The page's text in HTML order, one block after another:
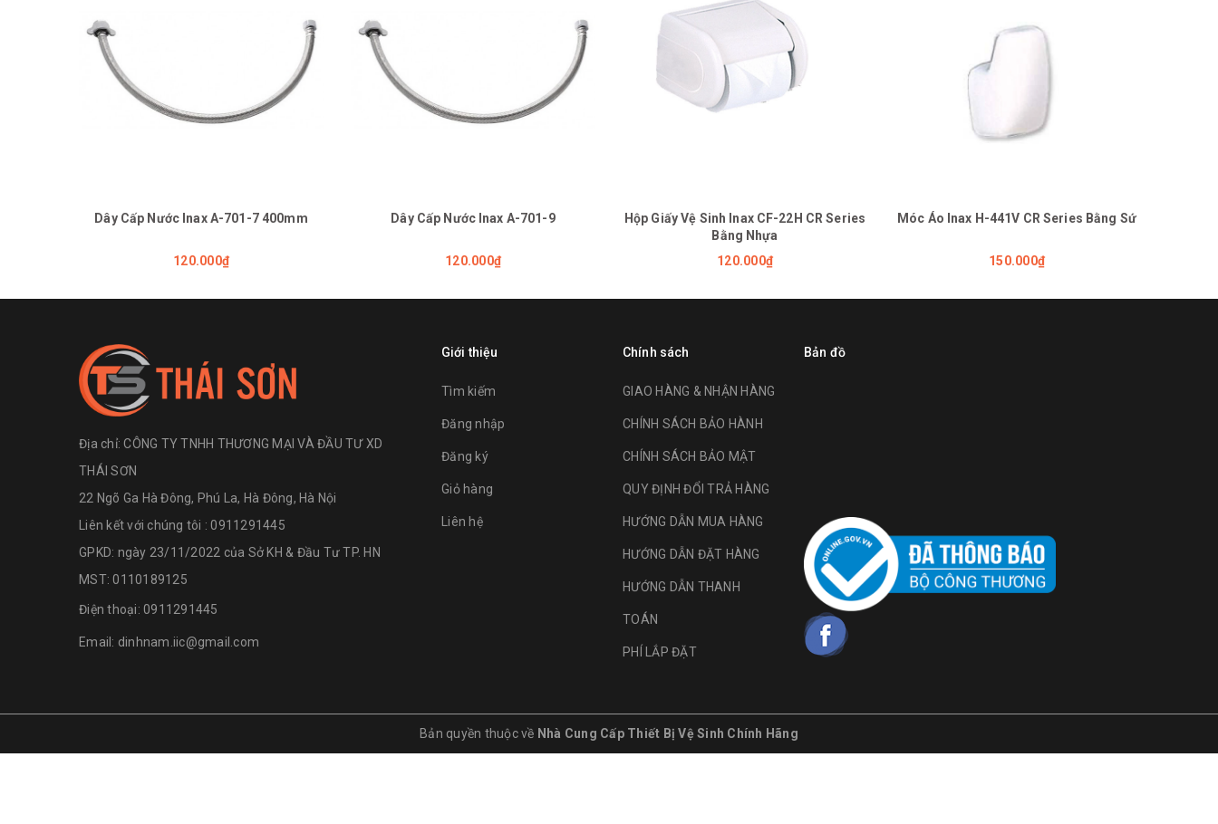
Dây Cấp Nước Inax A-701-7 400mm
120.000₫
Dây Cấp Nước Inax A-701-9
120.000₫
Hộp Giấy Vệ Sinh Inax CF-22H CR Series
Bằng Nhựa
120.000₫
Móc Áo Inax H-441V CR Series Bằng Sứ
150.000₫
Địa chỉ:CÔNG TY TNHH THƯƠNG MẠI VÀ ĐẦU TƯ XD
THÁI SƠN
22 Ngõ Ga Hà Đông, Phú La, Hà Đông, Hà Nội
Liên kết với chúng tôi : 0911291445
GPKD: ngày 23/11/2022 của Sở KH & Đầu Tư TP. HN
MST: 0110189125
Điện thoại: 0911291445
Email: dinhnam.iic@gmail.com
Giới thiệu
Tìm kiếm
Đăng nhập
Đăng ký
Giỏ hàng
Liên hệ
Chính sách
GIAO HÀNG & NHẬN HÀNG
CHÍNH SÁCH BẢO HÀNH
CHÍNH SÁCH BẢO MẬT
QUY ĐỊNH ĐỔI TRẢ HÀNG
HƯỚNG DẪN MUA HÀNG
HƯỚNG DẪN ĐẶT HÀNG
HƯỚNG DẪN THANH
TOÁN
PHÍ LẮP ĐẶT
Bản đồ
Bản quyền thuộc về Nhà Cung Cấp Thiết Bị Vệ Sinh Chính Hãng